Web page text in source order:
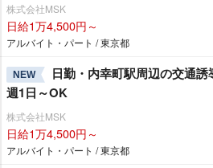
株式会社MSK
日給1万4,500円～
アルバイト・パート / 東京都
NEW
日勤・内幸町駅周辺の交通
週1日～OK
株式会社MSK
日給1万4,500円～
アルバイト・パート / 東京都